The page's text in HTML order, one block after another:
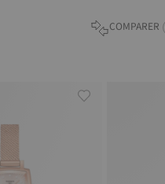
COMPARER